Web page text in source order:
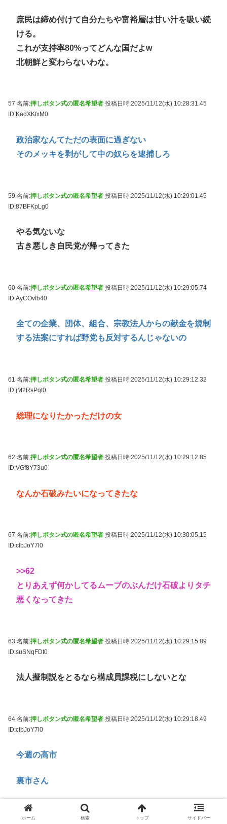
庶民は締め付けて自分たちや富裕層は甘い汁を吸い続
ける。
これが支持率80%ってどんな国だよw
北朝鮮と変わらないわな。
57 名前:押しボタン式の匿名希望者 投稿日時:2025/11/12(水) 10:28:31.45
ID:KadXKfxM0
政治家なんてただの表面に過ぎない
そのメッキを剥がして中の奴らを逮捕しろ
59 名前:押しボタン式の匿名希望者 投稿日時:2025/11/12(水) 10:29:01.45
ID:87BFKpLg0
やる気ないな
古き悪しき自民党が帰ってきた
60 名前:押しボタン式の匿名希望者 投稿日時:2025/11/12(水) 10:29:05.74
ID:AyCOvIb40
全ての企業、団体、組合、宗教法人からの献金を規制
する法案にすれば野党も反対するんじゃないの
61 名前:押しボタン式の匿名希望者 投稿日時:2025/11/12(水) 10:29:12.32
ID:jM2RsPqt0
総理になりたかっただけの女
62 名前:押しボタン式の匿名希望者 投稿日時:2025/11/12(水) 10:29:12.85
ID:VGf8Y73u0
なんか石破みたいになってきたな
67 名前:押しボタン式の匿名希望者 投稿日時:2025/11/12(水) 10:30:05.15
ID:clbJoY7l0
>>62
とりあえず何かしてるムーブのぶんだけ石破よりタチ
悪くなってきた
63 名前:押しボタン式の匿名希望者 投稿日時:2025/11/12(水) 10:29:15.89
ID:suSNqFDt0
法人擬制説をとるなら構成員課税にしないとな
64 名前:押しボタン式の匿名希望者 投稿日時:2025/11/12(水) 10:29:18.49
ID:clbJoY7l0
今週の高市
裏市さん
ホーム 検索 トップ サイドバー